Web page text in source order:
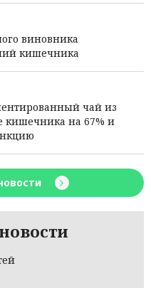
виновника
кишечника
чай из
кишечника на 67% и